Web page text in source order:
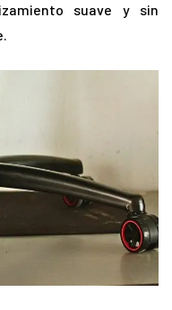
suave y sin